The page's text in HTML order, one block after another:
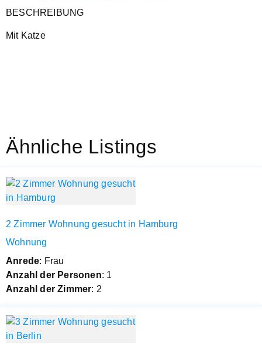
BESCHREIBUNG
Mit Katze
Ähnliche Listings
2 Zimmer Wohnung gesucht in Hamburg
Wohnung
Anrede: Frau
Anzahl der Personen: 1
Anzahl der Zimmer: 2